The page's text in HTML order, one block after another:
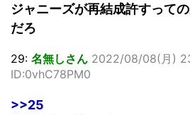
ジャニーズが再結成許すって
だろ
29: 名無しさん 2022/08/08(月)
ID:0vhC78PM0
>>25